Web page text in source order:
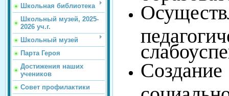
Школьная библиотека
Школьный музей, 2025-
2026 уч.г.
Школьный музей
Парта Героя
Достижения наших
учеников
Совет профилактики